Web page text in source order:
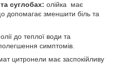
суглобах: олійка має
допомагає зменшити біль та
до теплої води та
симптомів.
цитронели має заспокійливу